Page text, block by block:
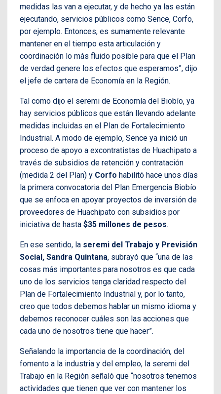
medidas las van a ejecutar, y de hecho ya las están
ejecutando, servicios públicos como Sence, Corfo,
por ejemplo. Entonces, es sumamente relevante
mantener en el tiempo esta articulación y
coordinación lo más fluido posible para que el Plan
de verdad genere los efectos que esperamos”, dijo
el jefe de cartera de Economía en la Región.
Tal como dijo el seremi de Economía del Biobío, ya
hay servicios públicos que están llevando adelante
medidas incluidas en el Plan de Fortalecimiento
Industrial. A modo de ejemplo, Sence ya inició un
proceso de apoyo a excontratistas de Huachipato a
través de subsidios de retención y contratación
(medida 2 del Plan) y Corfo habilitó hace unos días
la primera convocatoria del Plan Emergencia Biobío
que se enfoca en apoyar proyectos de inversión de
proveedores de Huachipato con subsidios por
iniciativa de hasta $35 millones de pesos.
En ese sentido, la seremi del Trabajo y Previsión
Social, Sandra Quintana, subrayó que “una de las
cosas más importantes para nosotros es que cada
uno de los servicios tenga claridad respecto del
Plan de Fortalecimiento Industrial y, por lo tanto,
creo que todos debemos hablar un mismo idioma y
debemos reconocer cuáles son las acciones que
cada uno de nosotros tiene que hacer”.
Señalando la importancia de la coordinación, del
fomento a la industria y del empleo, la seremi del
Trabajo en la Región señaló que “nosotros tenemos
actividades que tienen que ver con mantener los